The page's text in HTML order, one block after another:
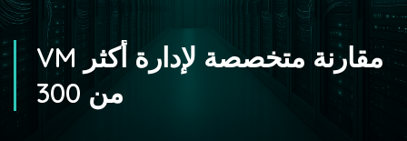
VM مقارنة متخصصة لإدارة أكثر
من 300